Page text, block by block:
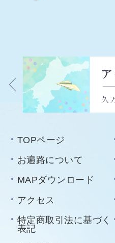
TOPページ
お遍路について
MAPダウンロード
アクセス
特定商取引法に基づく
表記